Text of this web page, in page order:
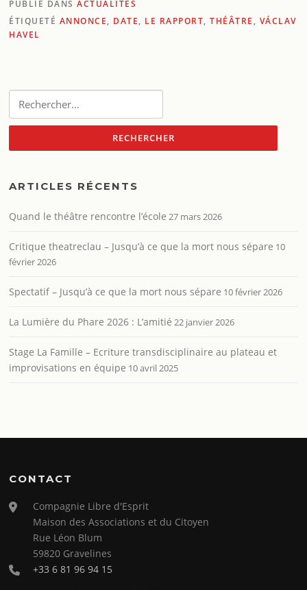
PUBLIÉ DANSACTUALITÉS
ÉTIQUETÉ ANNONCE, DATE, LE RAPPORT,THÉÂTRE , VÁCLAV
HAVEL
ARTICLES RÉCENTS
Quand le théâtre rencontre l’école 27 mars 2026
Critique theatreclau – Jusqu’à ce que la mort nous sépare 10
février 2026
Spectatif – Jusqu’à ce que la mort nous sépare 10 février 2026
La Lumière du Phare 2026 : L’amitié 22 janvier 2026
Stage La Famille – Ecriture transdisciplinaire au plateau et
improvisations en équipe 10 avril 2025
CONTACT
Compagnie Libre d'Esprit
Maison des Associations et du Citoyen
Rue Léon Blum
59820 Gravelines
+33 6 81 96 94 15